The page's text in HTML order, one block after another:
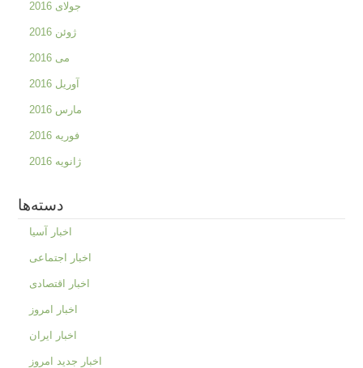
جولای 2016
ژوئن 2016
می 2016
آوریل 2016
مارس 2016
فوریه 2016
ژانویه 2016
دسته‌ها
اخبار آسیا
اخبار اجتماعی
اخبار اقتصادی
اخبار امروز
اخبار ایران
اخبار جدید امروز